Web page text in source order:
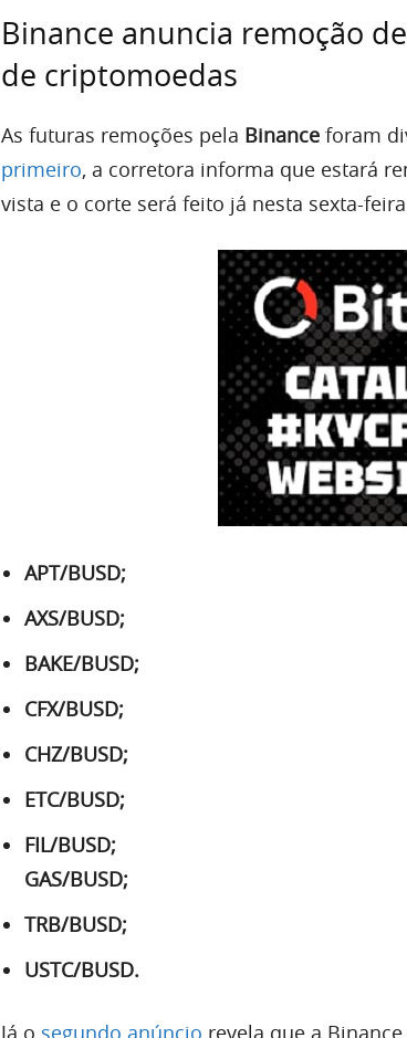
Binance anuncia remoção
de criptomoedas
As futuras remoções pela Binance foram
primeiro, a corretora informa que estará
vista e o corte será feito já nesta sexta-
APT/BUSD;
AXS/BUSD;
BAKE/BUSD;
CFX/BUSD;
CHZ/BUSD;
ETC/BUSD;
FIL/BUSD;
GAS/BUSD;
TRB/BUSD;
USTC/BUSD.
Já o segundo anúncio revela que a